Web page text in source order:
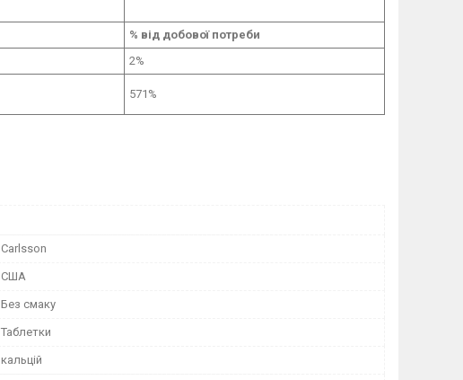
% від добової потреби
2%
571%
Carlsson
США
Без смаку
Таблетки
кальцій